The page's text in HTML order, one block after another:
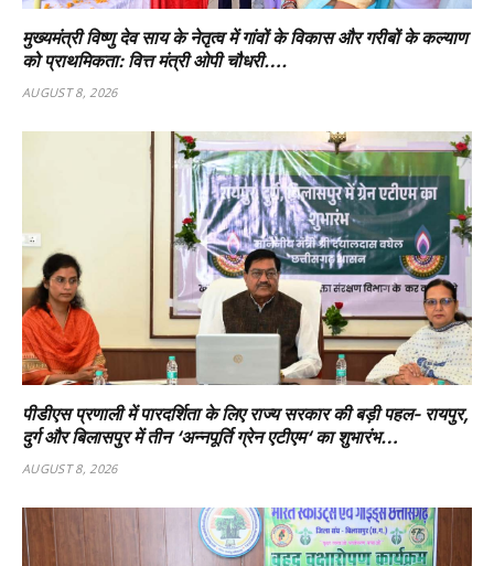
मुख्यमंत्री विष्णु देव साय के नेतृत्व में गांवों के विकास और गरीबों के कल्याण
को प्राथमिकता: वित्त मंत्री ओपी चौधरी….
AUGUST 8, 2026
पीडीएस प्रणाली में पारदर्शिता के लिए राज्य सरकार की बड़ी पहल- रायपुर,
दुर्ग और बिलासपुर में तीन ‘अन्नपूर्ति ग्रेन एटीएम‘ का शुभारंभ…
AUGUST 8, 2026